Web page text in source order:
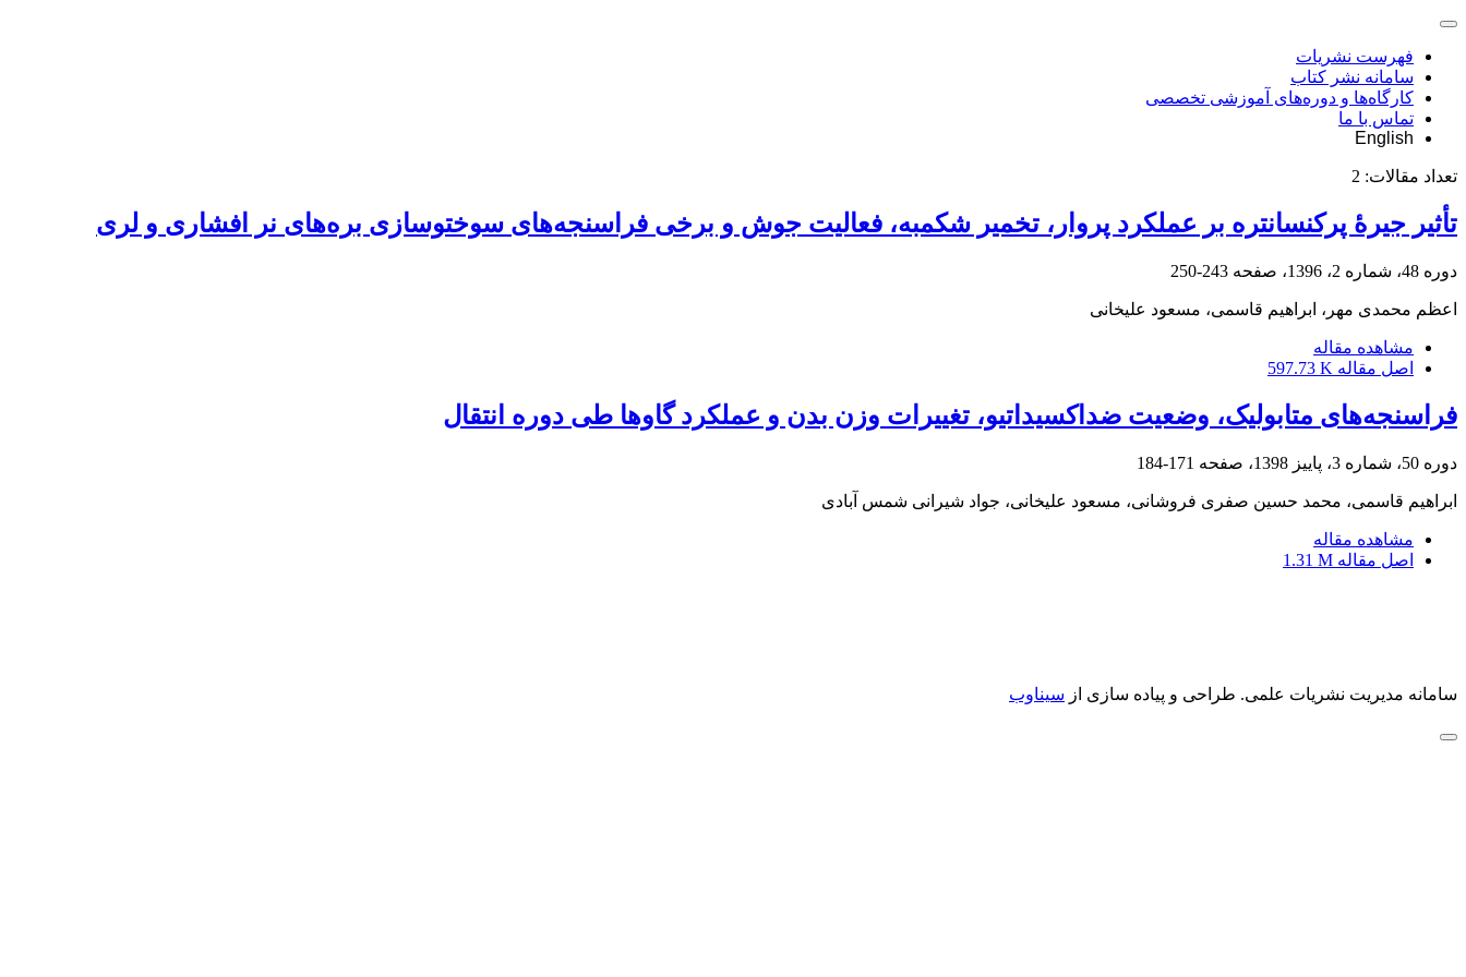
فهرست نشریات
سامانه نشر کتاب
کارگاه‌ها و دوره‌های آموزشی تخصصی
تماس با ما
English
تعداد مقالات: 2
تأثیر جیرۀ پرکنسانتره بر عملکرد پروار، تخمیر شکمبه، فعالیت جوش و برخی فراسنجه‌های سوختوسازی بره‌های نر افشاری و لری
دوره 48، شماره 2، 1396، صفحه 243-250
اعظم محمدی مهر، ابراهیم قاسمی، مسعود علیخانی
مشاهده مقاله
اصل مقاله 597.73 K
فراسنجه‌های متابولیک، وضعیت ضداکسیداتیو، تغییرات وزن بدن و عملکرد گاوها طی دوره انتقال
دوره 50، شماره 3، پاییز 1398، صفحه 171-184
ابراهیم قاسمی، محمد حسین صفری فروشانی، مسعود علیخانی، جواد شیرانی شمس آبادی
مشاهده مقاله
اصل مقاله 1.31 M
سامانه مدیریت نشریات علمی. طراحی و پیاده سازی از سیناوب